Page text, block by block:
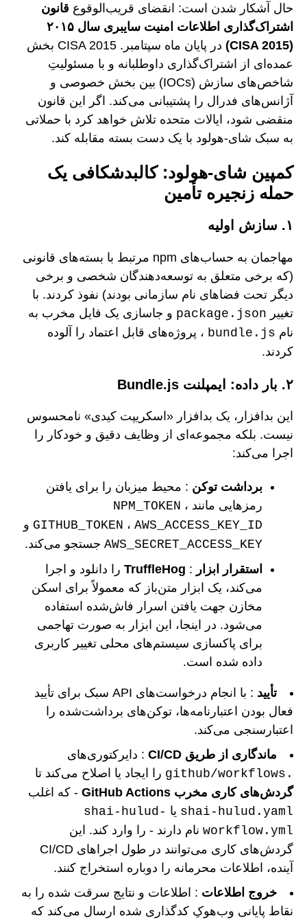
حال آشکار شدن است: انقضای قریب‌الوقوع قانون
اشتراک‌گذاری اطلاعات امنیت سایبری سال ۲۰۱۵
(CISA 2015)
در پایان ماه سپتامبر. CISA 2015 بخش
عمده‌ای از اشتراک‌گذاری داوطلبانه و با مسئولیتِ
شاخص‌های سازش (IOCs) بین بخش خصوصی و
آژانس‌های فدرال را پشتیبانی می‌کند. اگر این قانون
منقضی شود، ایالات متحده تلاش خواهد کرد با حملاتی
به سبک شای-هولود با یک دست بسته مقابله کند.
کمپین شای-هولود: کالبدشکافی یک
حمله زنجیره تأمین
۱. سازش اولیه
مهاجمان به حساب‌های npm مرتبط با بسته‌های قانونی
(که برخی متعلق به توسعه‌دهندگان شخصی و برخی
دیگر تحت فضاهای نام سازمانی بودند) نفوذ کردند. با
تغییر package.json و جاسازی یک فایل مخرب به
نام bundle.js ، پروژه‌های قابل اعتماد را آلوده
کردند.
۲. بار داده: ایمپلنت Bundle.js
این بدافزار، یک بدافزار «اسکریپت کیدی» نامحسوس
نیست. بلکه مجموعه‌ای از وظایف دقیق و خودکار را
اجرا می‌کند:
برداشت توکن : محیط میزبان را برای یافتن
رمزهایی مانند
NPM_TOKEN ،
GITHUB_TOKEN ، AWS_ACCESS_KEY_ID
و
AWS_SECRET_ACCESS_KEY جستجو می‌کند.
استقرار ابزار :
TruffleHog را دانلود و اجرا
می‌کند، یک ابزار متن‌باز که معمولاً برای اسکن
مخازن جهت یافتن اسرار فاش‌شده استفاده
می‌شود. در اینجا، این ابزار به صورت تهاجمی
برای پاکسازی سیستم‌های محلی تغییر کاربری
داده شده است.
تأیید
: با انجام درخواست‌های API سبک برای تأیید
فعال بودن اعتبارنامه‌ها، توکن‌های برداشت‌شده را
اعتبارسنجی می‌کند.
ماندگاری از طریق CI/CD
: دایرکتوری‌های
.github/workflows
را ایجاد یا اصلاح می‌کند تا
گردش‌های کاری مخرب GitHub Actions
- که اغلب
shai-hulud.yaml یا shai-hulud-
workflow.yml نام دارند - را وارد کند. این
گردش‌های کاری می‌توانند در طول اجراهای CI/CD
آینده، اطلاعات محرمانه را دوباره استخراج کنند.
خروج اطلاعات : اطلاعات و نتایج سرقت شده را به
نقاط پایانی وب‌هوکِ کدگذاری شده ارسال می‌کند که